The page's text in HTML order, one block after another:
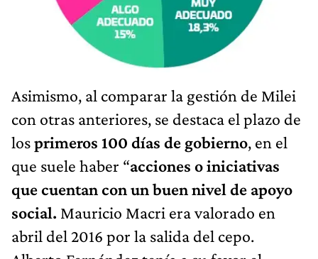
Asimismo, al comparar la gestión de Milei
con otras anteriores, se destaca el plazo de
losprimeros 100 días de gobierno, en el
que suele haber “acciones o iniciativas
que cuentan con un buen nivel de apoyo
social. Mauricio Macri era valorado en
abril del 2016 por la salida del cepo.